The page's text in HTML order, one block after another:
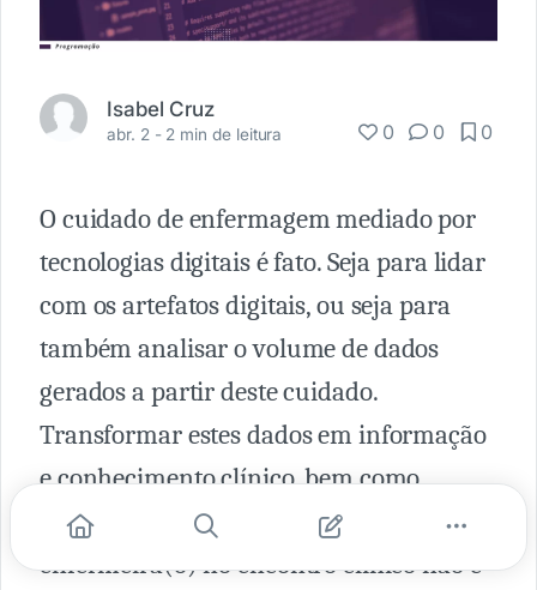
Isabel Cruz
abr. 2 - 2 min de leitura 0 0 0
O cuidado de enfermagem mediado por
tecnologias digitais é fato. Seja para lidar
com os artefatos digitais, ou seja para
também analisar o volume de dados
gerados a partir deste cuidado.
Transformar estes dados em informação
e conhecimento clínico, bem como
prever resultados da prática da(o)
enfermeira(o) no encontro clínico não é